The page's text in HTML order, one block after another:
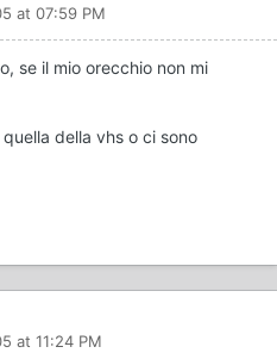
at 07:59 PM
se il mio orecchio non mi
della vhs o ci sono
at 11:24 PM